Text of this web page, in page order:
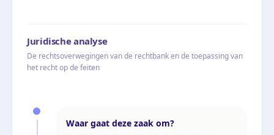
Juridische analyse
De rechtsoverwegingen van de rechtbank en de toepassing van
het recht op de feiten
Waar gaat deze zaak om?